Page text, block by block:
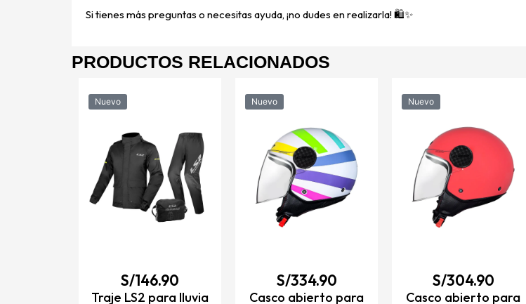
Si tienes más preguntas o necesitas ayuda, ¡no dudes en realizarla! 🛍️✨
PRODUCTOS RELACIONADOS
Nuevo
S/146.90
Traje LS2 para lluvia
Nuevo
S/334.90
Casco abierto para
Nuevo
S/304.90
Casco abierto para